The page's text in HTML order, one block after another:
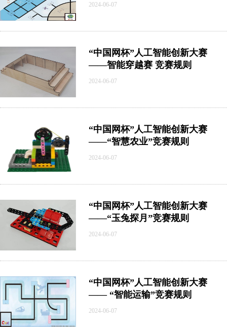
2024-06-07
“中国网杯”人工智能创新大赛
——智能穿越赛 竞赛规则
2024-06-07
“中国网杯”人工智能创新大赛
——“智慧农业”竞赛规则
2024-06-07
“中国网杯”人工智能创新大赛
——“玉兔探月”竞赛规则
2024-06-07
“中国网杯”人工智能创新大赛
—— “智能运输”竞赛规则
2024-06-07